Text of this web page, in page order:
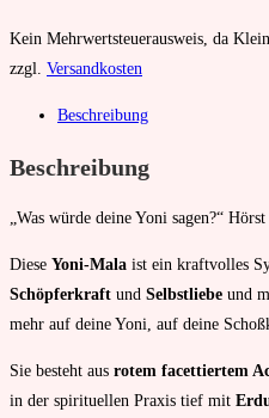
Kein Mehrwertsteuerausweis, da
zzgl. Versandkosten
Beschreibung
Beschreibung
„Was würde deine Yoni sagen?“
Diese Yoni-Mala ist ein kraftvolles
Schöpferkraft und Selbstliebe und
mehr auf deine Yoni, auf deine
Sie besteht aus rotem facettiertem
in der spirituellen Praxis tief mit